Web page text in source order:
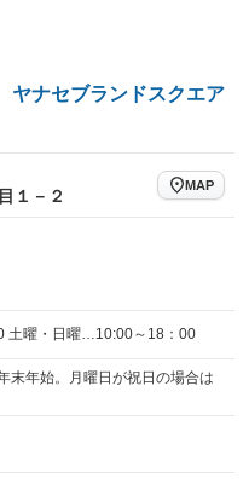
ナセブランドスクエア
１－２
MAP
土曜・日曜…10:00～18：00
末年始。月曜日が祝日の場合は